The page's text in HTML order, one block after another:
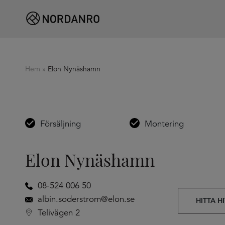
Hem » Elon Nynäshamn
Försäljning Montering
Elon Nynäshamn
08-524 006 50
albin.soderstrom@elon.se
Telivägen 2
HITTA